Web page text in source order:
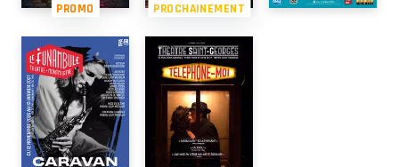
PROMO PROCHAINEMENT